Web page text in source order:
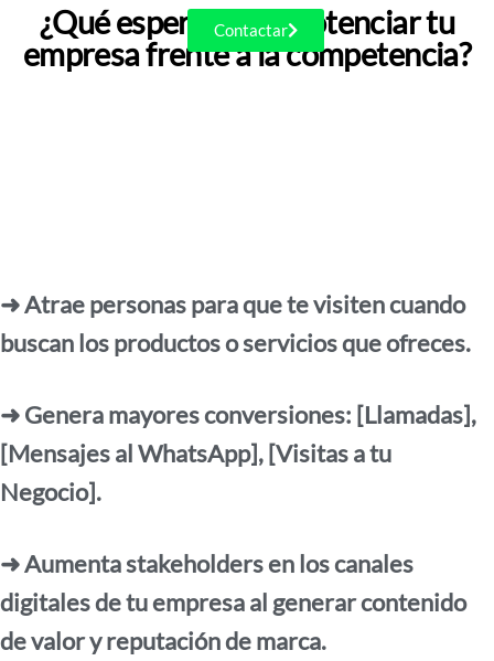
¿Qué esperas para potenciar tu
empresa frente a la competencia?
Contactar
➜ Atrae personas para que te visiten cuando
buscan los productos o servicios que ofreces.
➜ Genera mayores conversiones: [Llamadas],
[Mensajes al WhatsApp], [Visitas a tu
Negocio].
➜ Aumenta stakeholders en los canales
digitales de tu empresa al generar contenido
de valor y reputación de marca.